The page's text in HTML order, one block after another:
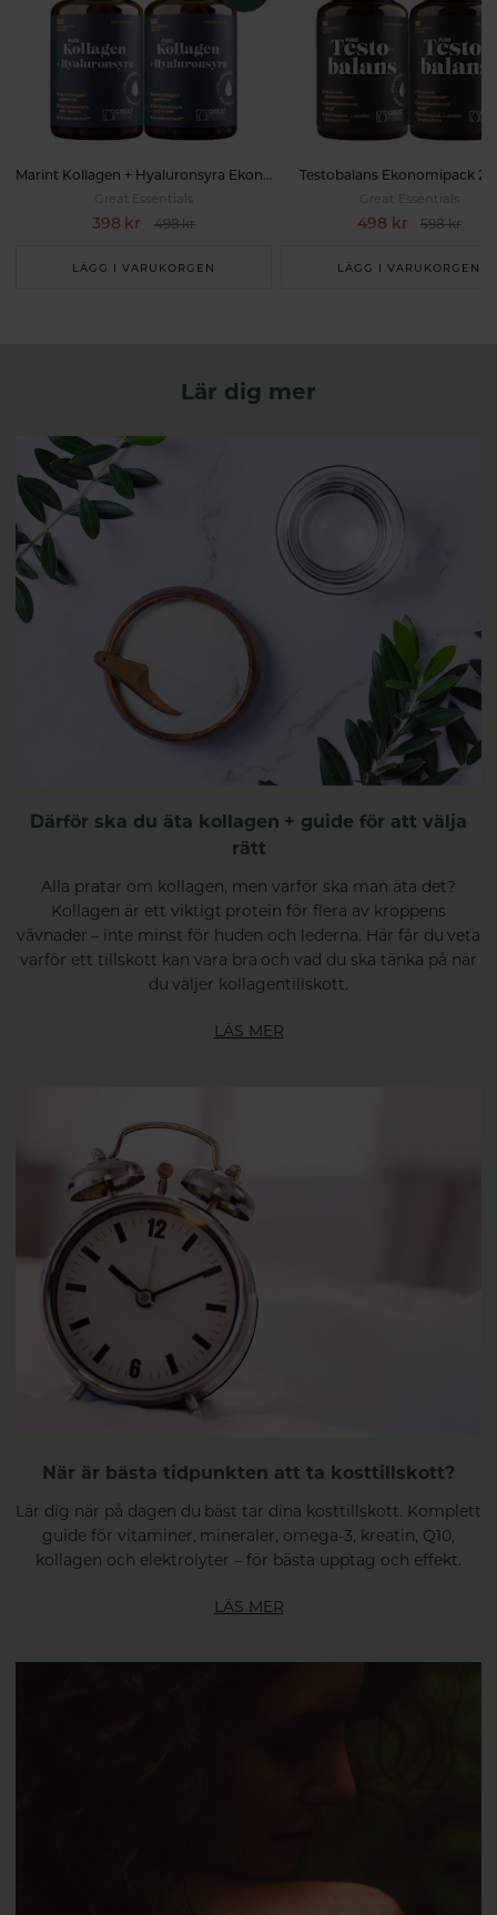
Marint Kollagen + Hyaluronsyra Ekonomipack 2x120k
Great Essentials
398 kr 498 kr
LÄGG I VARUKORGEN
Testobalans Ekonomipack
Great Essentials
498 kr 598 kr
LÄGG I VARUKORGEN
Lär dig mer
Därför ska du äta kollagen + guide för att välja
rätt
Alla pratar om kollagen, men varför ska man äta det?
Kollagen är ett viktigt protein för flera av kroppens
vävnader – inte minst för huden och lederna. Här får du veta
varför ett tillskott kan vara bra och vad du ska tänka på när
du väljer kollagentillskott.
LÄS MER
När är bästa tidpunkten att ta kosttillskott?
Lär dig när på dagen du bäst tar dina kosttillskott. Komplett
guide för vitaminer, mineraler, omega-3, kreatin, Q10,
kollagen och elektrolyter – för bästa upptag och effekt.
LÄS MER